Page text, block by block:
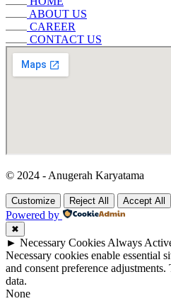
ABOUT US
CAREER
CONTACT US
© 2024 - Anugerah Karyatama
Customize Reject All Accept All
Powered by
✖
► Necessary CookiesAlways
Necessary cookies enable essential
and consent preference
data.
None